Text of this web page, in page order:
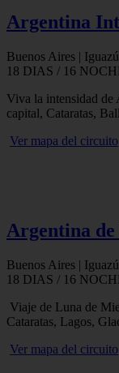
Argentina
Buenos Aires |
18 DIAS / 16
Viva la intensidad de
capital, Cataratas,
Ver mapa del circuito
Argentina
Buenos Aires |
18 DIAS / 16
Viaje de Luna de
Cataratas, Lagos,
Ver mapa del circuito